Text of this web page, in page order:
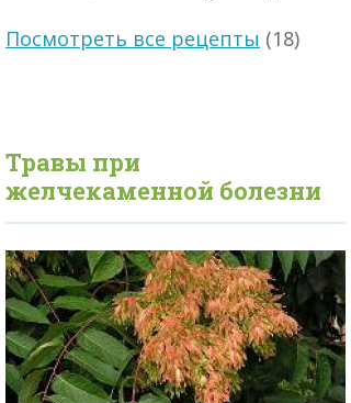
Посмотреть все рецепты (18)
Травы при
желчекаменной болезни